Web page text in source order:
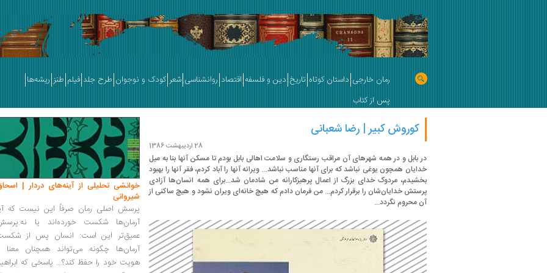
رمان خارجی داستان کوتاه تاریخ دین و فلسفه اقتصاد روانشناسی شعر کودک و نوجوان طرح جلد فیلم طنز ریشه‌ها
پس از کتاب
کوروش کبیر | رضا شعبانی
28 اردیبهشت 1386
در بابل و در همه شهرهای آن مراقب رستگاری و سلامت اهالی بابل بودم تا مسکن آنها بنا به میل
خدایان همچون یوغی نباشد که برای آنها مناسب نباشد... ویرانه آنها را آباد کردم، فقر آنها را بهبود
بخشیدم، مردوک خدای بزرگ از اعمال پرهیزکارانه من شادمان شد...برای همه انسان‌ها آزادی
پرستش خدایان‌شان را برقرار کردم... من فرمان دادم که هیچ خانه‌ای ویران نشود و هیچ ساکنی از
آن محروم نگردد...
خوانشی تحلیلی از آینه‌های دردار |
شیروانی
پرسش اصلی رمان صرفاً این نیست که
آرمان‌ها شکست خورده‌اند یا
عمیق‌تر این است: انسان پس از
آرمان‌ها چگونه می‌تواند همچنان معنا
هویت خود را حفظ کند؟... پاسخی که